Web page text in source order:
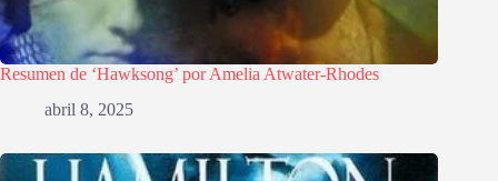
Resumen de ‘Hawksong’ por Amelia Atwater-Rhodes
abril 8, 2025